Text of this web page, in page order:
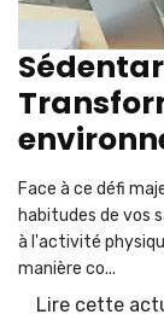
Face à ce défi
habitudes de vos
à l'activité
manière co...
Lire cette